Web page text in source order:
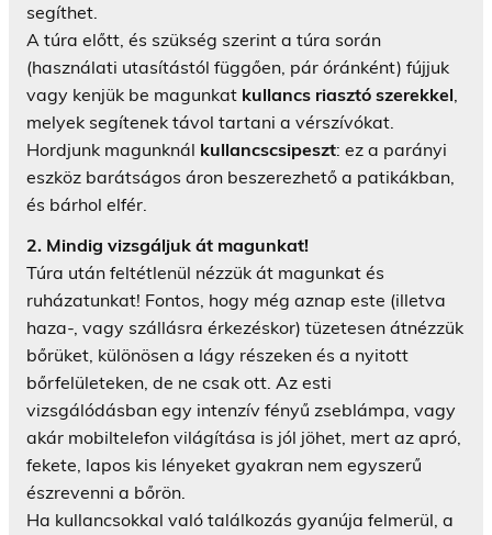
segíthet.
A túra előtt, és szükség szerint a túra során
(használati utasítástól függően, pár óránként) fújjuk
vagy kenjük be magunkat kullancs riasztó szerekkel,
melyek segítenek távol tartani a vérszívókat.
Hordjunk magunknál kullancscsipeszt: ez a parányi
eszköz barátságos áron beszerezhető a patikákban,
és bárhol elfér.
2. Mindig vizsgáljuk át magunkat!
Túra után feltétlenül nézzük át magunkat és
ruházatunkat! Fontos, hogy még aznap este (illetva
haza-, vagy szállásra érkezéskor) tüzetesen átnézzük
bőrüket, különösen a lágy részeken és a nyitott
bőrfelületeken, de ne csak ott. Az esti
vizsgálódásban egy intenzív fényű zseblámpa, vagy
akár mobiltelefon világítása is jól jöhet, mert az apró,
fekete, lapos kis lényeket gyakran nem egyszerű
észrevenni a bőrön.
Ha kullancsokkal való találkozás gyanúja felmerül, a